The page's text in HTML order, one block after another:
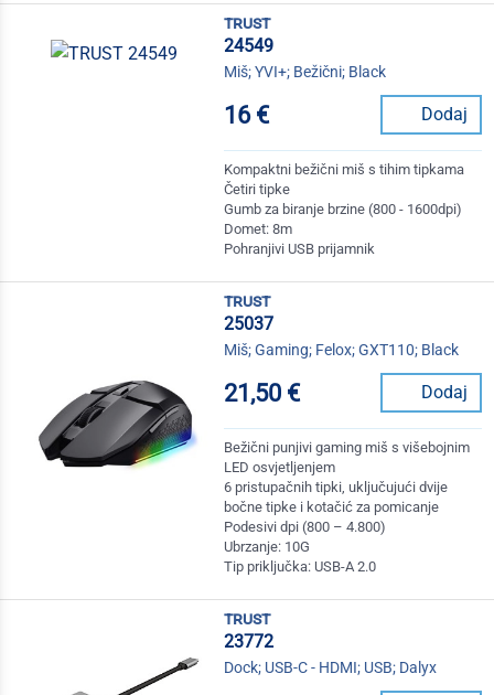
trust
24549
Miš; YVI+; Bežični; Black
16 € Dodaj
Kompaktni bežični miš s tihim tipkama
Četiri tipke
Gumb za biranje brzine (800 - 1600dpi)
Domet: 8m
Pohranjivi USB prijamnik
trust
25037
Miš; Gaming; Felox; GXT110; Black
21,50 € Dodaj
Bežični punjivi gaming miš s višebojnim
LED osvjetljenjem
6 pristupačnih tipki, uključujući dvije
bočne tipke i kotačić za pomicanje
Podesivi dpi (800 – 4.800)
Ubrzanje: 10G
Tip priključka: USB-A 2.0
trust
23772
Dock; USB-C - HDMI; USB; Dalyx